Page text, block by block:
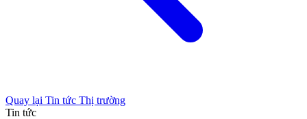
Quay lại Tin tức Thị trường
Tin tức